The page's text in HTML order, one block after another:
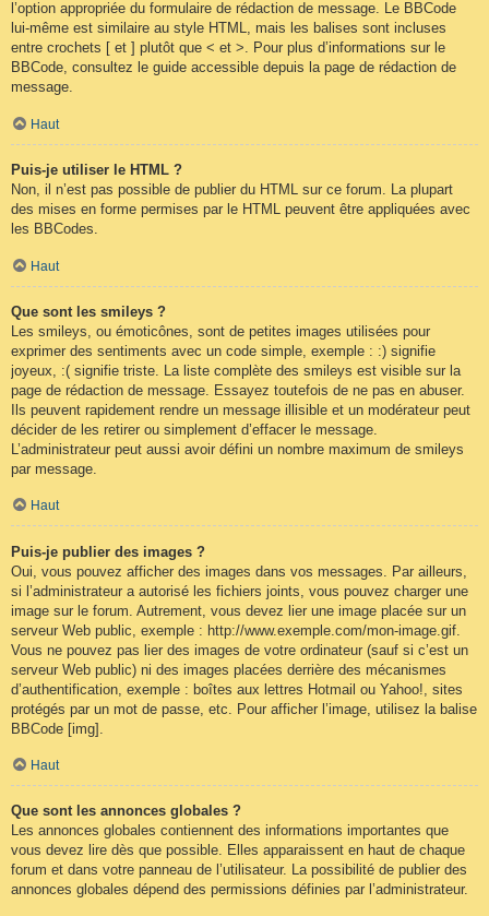
l’option appropriée du formulaire de rédaction de message. Le BBCode
lui-même est similaire au style HTML, mais les balises sont incluses
entre crochets [ et ] plutôt que < et >. Pour plus d’informations sur le
BBCode, consultez le guide accessible depuis la page de rédaction de
message.
Haut
Puis-je utiliser le HTML ?
Non, il n’est pas possible de publier du HTML sur ce forum. La plupart
des mises en forme permises par le HTML peuvent être appliquées avec
les BBCodes.
Haut
Que sont les smileys ?
Les smileys, ou émoticônes, sont de petites images utilisées pour
exprimer des sentiments avec un code simple, exemple : :) signifie
joyeux, :( signifie triste. La liste complète des smileys est visible sur la
page de rédaction de message. Essayez toutefois de ne pas en abuser.
Ils peuvent rapidement rendre un message illisible et un modérateur peut
décider de les retirer ou simplement d’effacer le message.
L’administrateur peut aussi avoir défini un nombre maximum de smileys
par message.
Haut
Puis-je publier des images ?
Oui, vous pouvez afficher des images dans vos messages. Par ailleurs,
si l’administrateur a autorisé les fichiers joints, vous pouvez charger une
image sur le forum. Autrement, vous devez lier une image placée sur un
serveur Web public, exemple : http://www.exemple.com/mon-image.gif.
Vous ne pouvez pas lier des images de votre ordinateur (sauf si c’est un
serveur Web public) ni des images placées derrière des mécanismes
d’authentification, exemple : boîtes aux lettres Hotmail ou Yahoo!, sites
protégés par un mot de passe, etc. Pour afficher l’image, utilisez la balise
BBCode [img].
Haut
Que sont les annonces globales ?
Les annonces globales contiennent des informations importantes que
vous devez lire dès que possible. Elles apparaissent en haut de chaque
forum et dans votre panneau de l’utilisateur. La possibilité de publier des
annonces globales dépend des permissions définies par l’administrateur.